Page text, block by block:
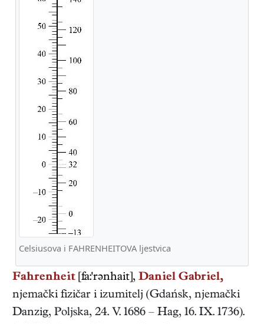
Celsiusova i FAHRENHEITOVA ljestvica
Fahrenheit [fa:'rənhait], Daniel Gabriel,
njemački fizičar i izumitelj (Gdańsk, njemački
Danzig, Poljska, 24. V. 1686 – Hag, 16. IX. 1736).